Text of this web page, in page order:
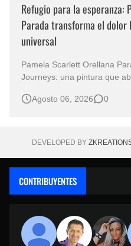
Refugio para la esperanza:
Parada transforma el dolor
universal
Pamela Scarlett Orellana
Journeys: una pintura que
obras no necesitan levantar
Agosto 06, 2026 0
DEVELOPED BY
CONTRIBUYENTES